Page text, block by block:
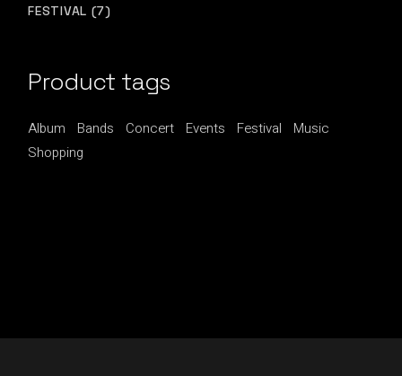
FESTIVAL
77
PRODUCTS
Product tags
Album Bands Concert Events Festival
Music
Shopping